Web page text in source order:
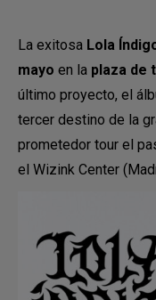
La exitosa Lola
mayo en la plaza de
último proyecto, el
tercer destino de la
prometedor tour el
el Wizink Center